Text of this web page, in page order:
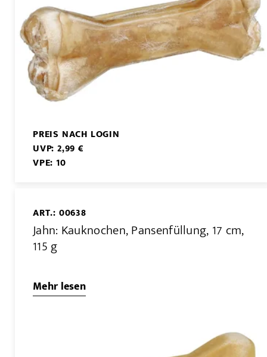
PREIS NACH LOGIN
UVP: 2,99 €
VPE: 10
ART.: 00638
Jahn: Kauknochen, Pansenfüllung, 17 cm,
115 g
Mehr lesen